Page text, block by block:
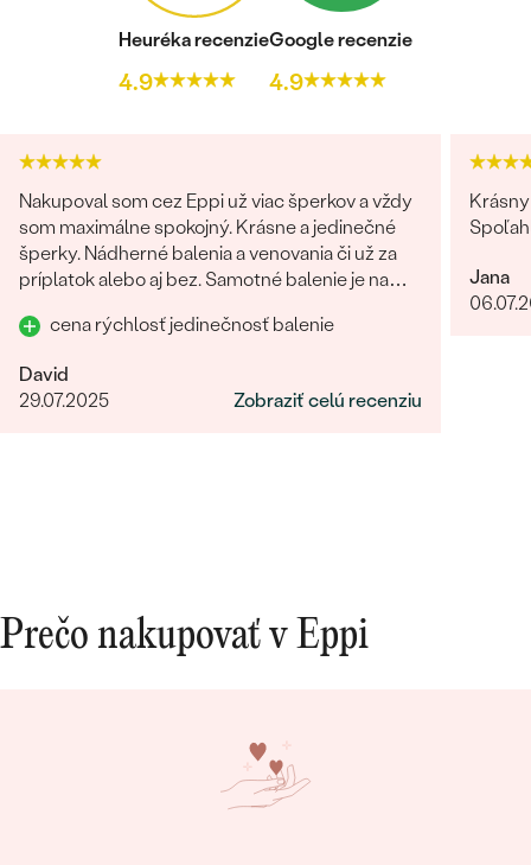
KARÁTOVÁ VÁHA:
0.0075 ct
TVAR :
G-H
PÔVOD:
Prírodný
Heuréka recenzie
4.9
Google recenzie
4.9
Nakupoval som cez Eppi už viac šperkov a vždy
som maximálne spokojný. Krásne a jedinečné
šperky. Nádherné balenia a venovania či už za
príplatok alebo aj bez. Samotné balenie je na
dokonalosti. Určite odporúčam
cena rýchlosť jedinečnosť balenie
David
29.07.2025
Zobraziť celú recenziu
Jana
Prečo nakupovať v Eppi